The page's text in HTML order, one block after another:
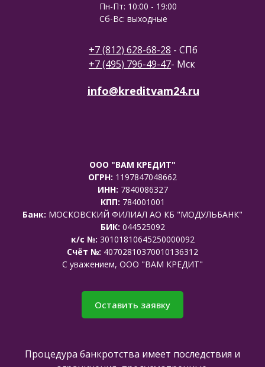
Пн-Пт: 10:00 - 19:00
Сб-Вс: выходные
+7 (812) 628-68-28 - СПб
+7 (495) 796-49-47- Мск
info@kreditvam24.ru
ООО "ВАМ КРЕДИТ"
ОГРН: 1197847048662
ИНН: 7840086327
КПП: 784001001
Банк: МОСКОВСКИЙ ФИЛИАЛ АО КБ "МОДУЛЬБАНК"
БИК: 044525092
к/с №: 30101810645250000092
Счёт №: 40702810370010136312
C уважением, ООО "ВАМ КРЕДИТ"
Оставить заявку
Процедура банкротства имеет последствия и